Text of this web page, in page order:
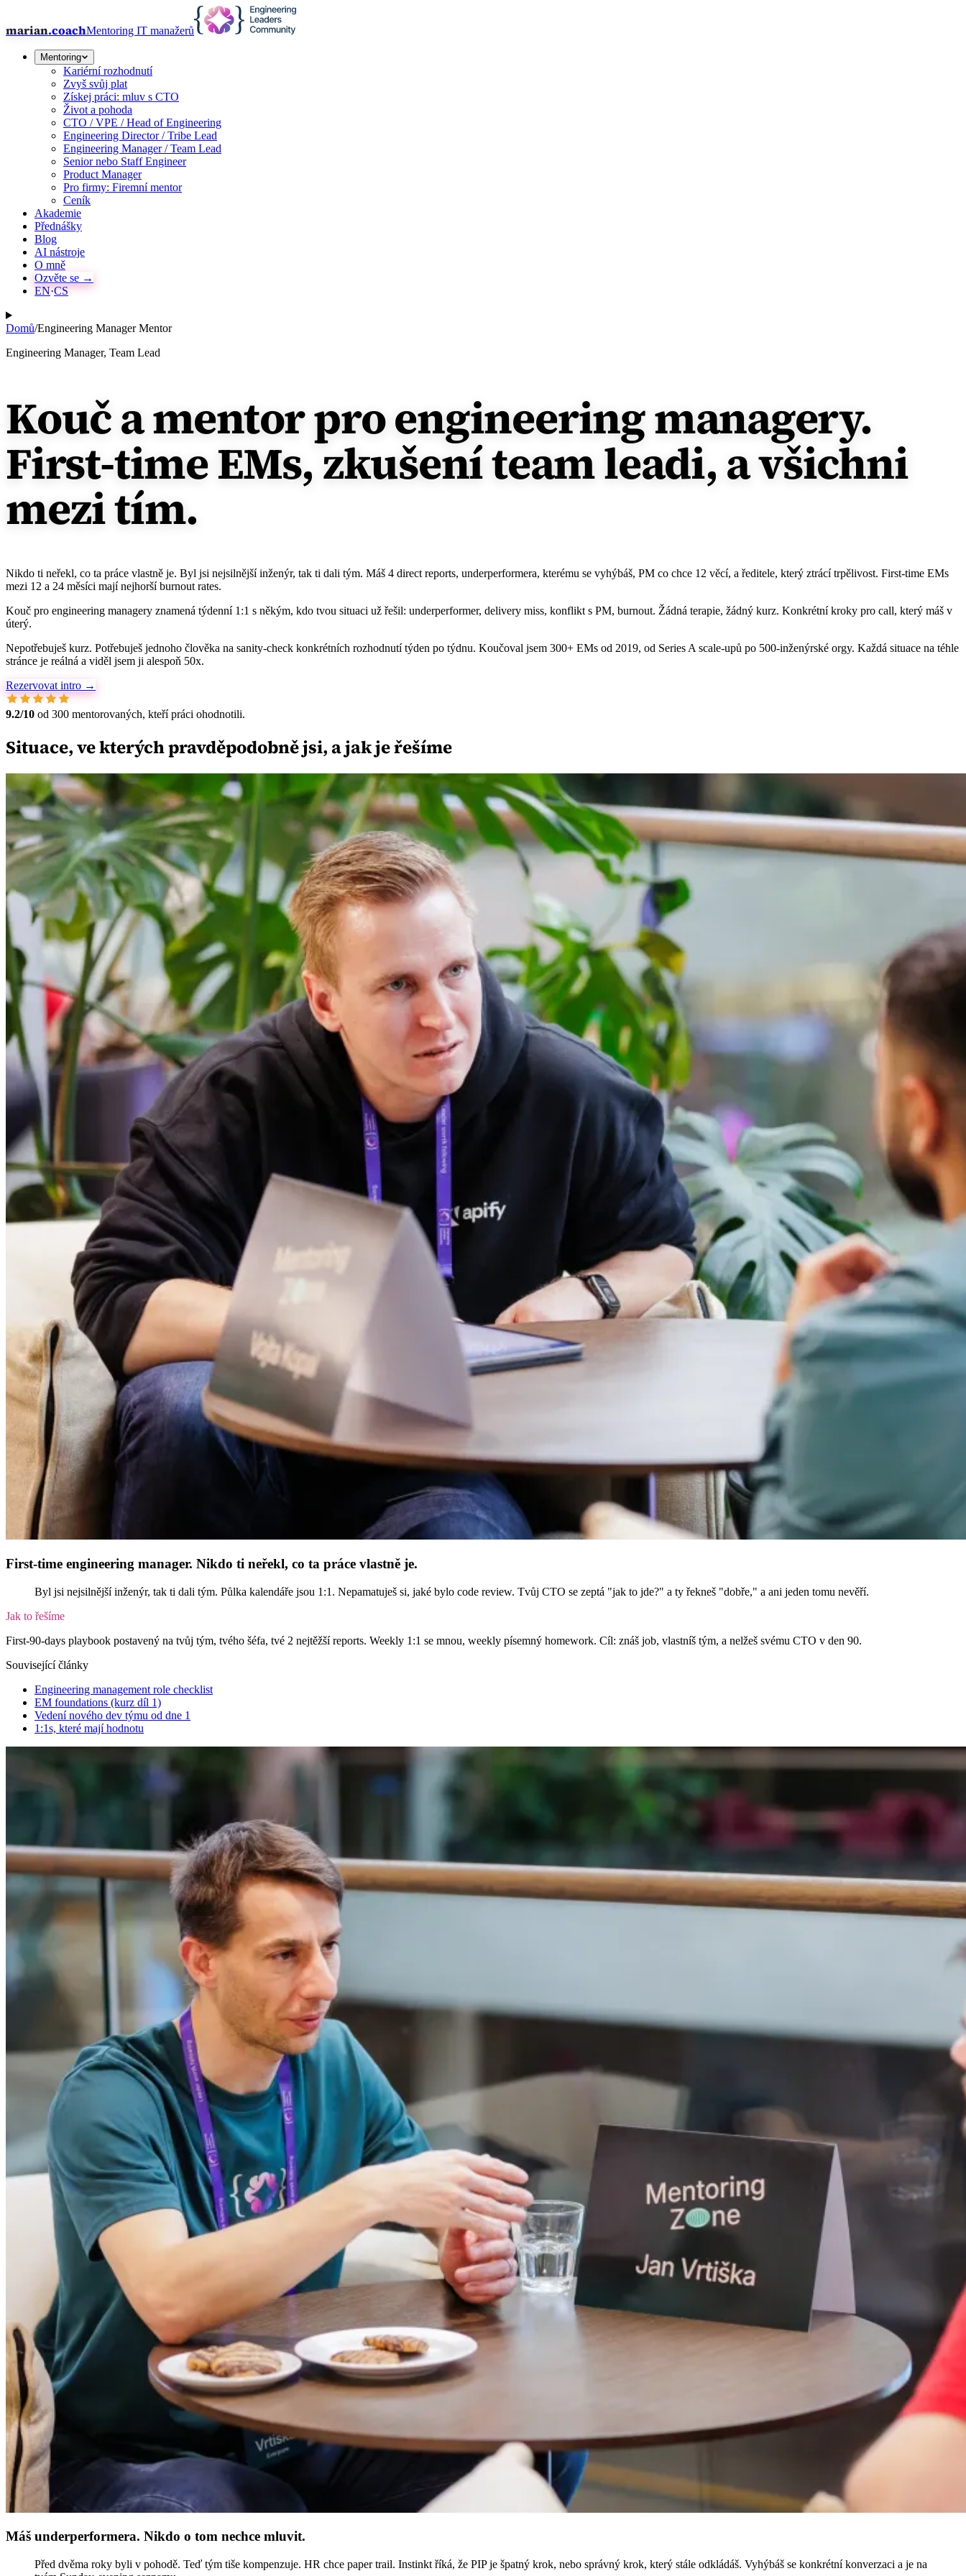
marian.coachMentoring IT manažerů
Mentoring
Kariérní rozhodnutí
Zvyš svůj plat
Získej práci: mluv s CTO
Život a pohoda
CTO / VPE / Head of Engineering
Engineering Director / Tribe Lead
Engineering Manager / Team Lead
Senior nebo Staff Engineer
Product Manager
Pro firmy: Firemní mentor
Ceník
Akademie
Přednášky
Blog
AI nástroje
O mně
Ozvěte se →
EN·CS
Domů/Engineering Manager Mentor
Engineering Manager, Team Lead
Kouč a mentor pro engineering managery.
First-time EMs, zkušení team leadi, a všichni
mezi tím.
Nikdo ti neřekl, co ta práce vlastně je. Byl jsi nejsilnější inženýr, tak ti dali tým. Máš 4 direct reports, underperformera, kterému se vyhýbáš, PM co chce 12 věcí, a ředitele, který ztrácí trpělivost. First-time EMs
mezi 12 a 24 měsíci mají nejhorší burnout rates.
Kouč pro engineering managery znamená týdenní 1:1 s někým, kdo tvou situaci už řešil: underperformer, delivery miss, konflikt s PM, burnout. Žádná terapie, žádný kurz. Konkrétní kroky pro call, který máš v
úterý.
Nepotřebuješ kurz. Potřebuješ jednoho člověka na sanity-check konkrétních rozhodnutí týden po týdnu. Koučoval jsem 300+ EMs od 2019, od Series A scale-upů po 500-inženýrské orgy. Každá situace na téhle
stránce je reálná a viděl jsem ji alespoň 50x.
Rezervovat intro →
9.2/10 od 300 mentorovaných, kteří práci ohodnotili.
Situace, ve kterých pravděpodobně jsi, a jak je řešíme
First-time engineering manager. Nikdo ti neřekl, co ta práce vlastně je.
Byl jsi nejsilnější inženýr, tak ti dali tým. Půlka kalendáře jsou 1:1. Nepamatuješ si, jaké bylo code review. Tvůj CTO se zeptá "jak to jde?" a ty řekneš "dobře," a ani jeden tomu nevěří.
Jak to řešíme
First-90-days playbook postavený na tvůj tým, tvého šéfa, tvé 2 nejtěžší reports. Weekly 1:1 se mnou, weekly písemný homework. Cíl: znáš job, vlastníš tým, a nelžeš svému CTO v den 90.
Související články
Engineering management role checklist
EM foundations (kurz díl 1)
Vedení nového dev týmu od dne 1
1:1s, které mají hodnotu
Máš underperformera. Nikdo o tom nechce mluvit.
Před dvěma roky byli v pohodě. Teď tým tiše kompenzuje. HR chce paper trail. Instinkt říká, že PIP je špatný krok, nebo správný krok, který stále odkládáš. Vyhýbáš se konkrétní konverzaci a je na